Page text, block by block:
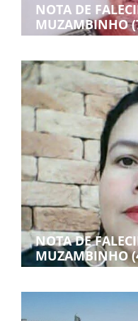
NOTA DE
MUZAMBINHO
NOTA DE
MUZAMBINHO